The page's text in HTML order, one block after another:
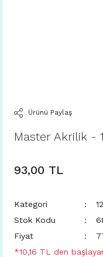
Ürünü Paylaş
Master Akrilik -
93,00 TL
Kategori
Stok Kodu
Fiyat
*10,16 TL den